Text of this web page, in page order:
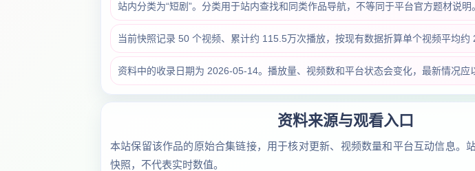
站内分类为“短剧”。分类用于站内查找和同类作品导航，不等同于平台官方题材说明。
当前快照记录 50 个视频、累计约 115.5万次播放，按现有数据折算单个视频平均约
资料中的收录日期为 2026-05-14。播放量、视频数和平台状态会变化，最新情况应
资料来源与观看入口
本站保留该作品的原始合集链接，用于核对更新、视频数量和平台互动信息。
快照，不代表实时数值。